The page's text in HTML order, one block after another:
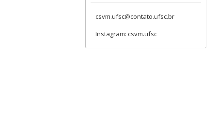
csvm.ufsc@contato.ufsc.br
Instagram: csvm.ufsc